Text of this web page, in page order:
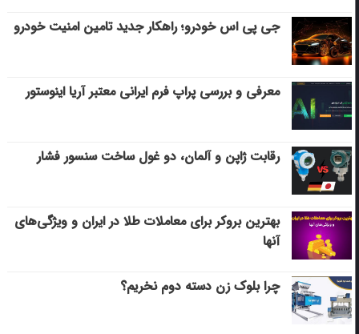
جی پی اس خودرو؛ راهکار جدید تامین امنیت خودرو
معرفی و بررسی پراپ فرم ایرانی معتبر آریا اینوستور
رقابت ژاپن و آلمان، دو غول ساخت سنسور فشار
بهترین بروکر برای معاملات طلا در ایران و ویژگی‌های
آنها
چرا بلوک زن دسته دوم نخریم؟